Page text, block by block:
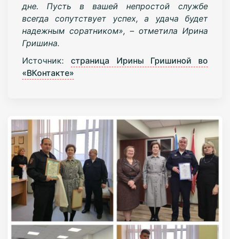
дне. Пусть в вашей непростой службе
всегда сопутствует успех, а удача будет
надежным соратником», – отметила Ирина
Гришина.
Источник:страница Ирины Гришиной во
«ВКонтакте»